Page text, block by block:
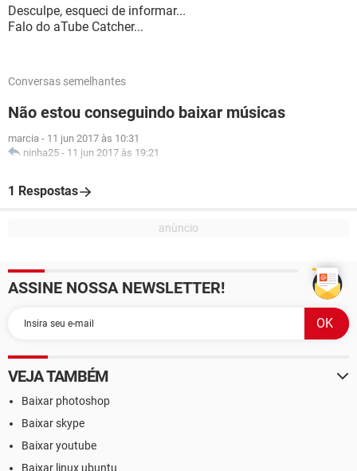
Desculpe, esqueci de informar...
Falo do aTube Catcher...
Conversas semelhantes
Não estou conseguindo baixar músicas
marcia - 11 jun 2017 às 10:31
ninha25 - 11 jun 2017 às 19:21
1 Respostas
ASSINE NOSSA NEWSLETTER!
VEJA TAMBÉM
Baixar photoshop
Baixar skype
Baixar youtube
Baixar linux ubuntu